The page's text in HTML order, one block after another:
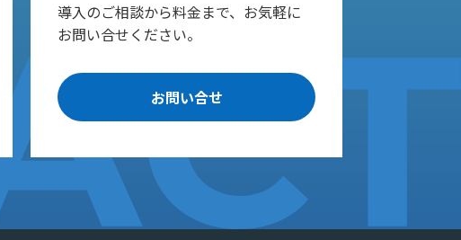
導入のご相談から料金まで、お気軽に
お問い合せください。
お問い合せ